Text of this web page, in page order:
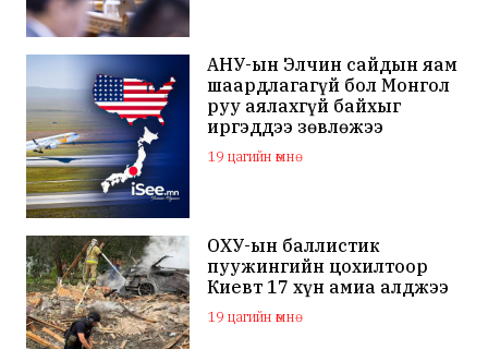
АНУ-ын Элчин сайдын яам
шаардлагагүй бол Монгол
руу аялахгүй байхыг
иргэддээ зөвлөжээ
19 цагийн өмнө
ОХУ-ын баллистик
пуужингийн цохилтоор
Киевт 17 хүн амиа алджээ
19 цагийн өмнө